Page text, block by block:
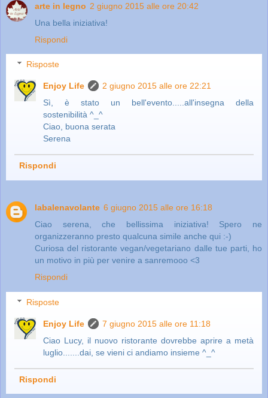
arte in legno 2 giugno 2015 alle ore 20:42
Una bella iniziativa!
Rispondi
Risposte
Enjoy Life
2 giugno 2015 alle ore 22:21
Sì, è stato un bell'evento.....all'insegna della
sostenibilità ^_^
Ciao, buona serata
Serena
Rispondi
labalenavolante 6 giugno 2015 alle ore 16:18
Ciao serena, che bellissima iniziativa! Spero ne
organizzeranno presto qualcuna simile anche qui :-)
Curiosa del ristorante vegan/vegetariano dalle tue parti, ho
un motivo in più per venire a sanremooo <3
Rispondi
Risposte
Enjoy Life
7 giugno 2015 alle ore 11:18
Ciao Lucy, il nuovo ristorante dovrebbe aprire a metà
luglio.......dai, se vieni ci andiamo insieme ^_^
Rispondi